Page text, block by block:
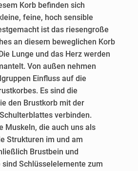
Korb befinden sich
feine, hoch sensible
ist das riesengroße
an diesem beweglichen Korb
Lunge und das Herz werden
Von außen nehmen
Einfluss auf die
Es sind die
den Brustkorb mit der
verbinden.
Muskeln, die auch uns als
Strukturen im und am
Brustbein und
Schlüsselelemente zum